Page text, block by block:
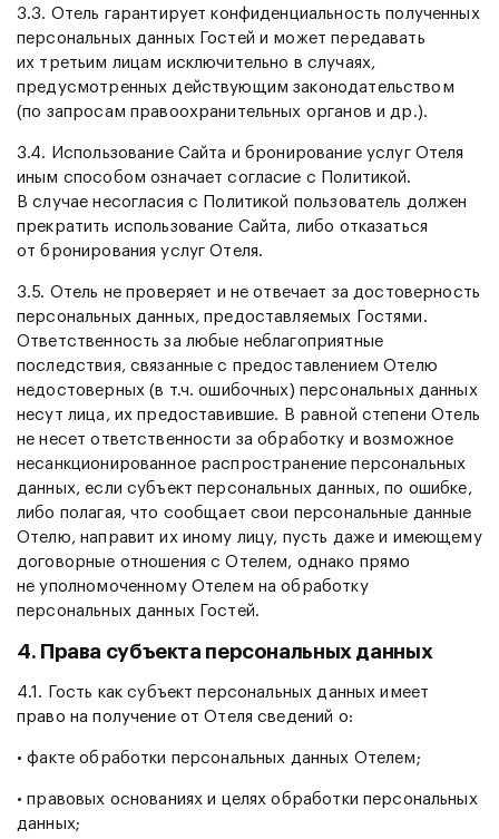
3.3. Отель гарантирует конфиденциальность полученных
персональных данных Гостей и может передавать
их третьим лицам исключительно в случаях,
предусмотренных действующим законодательством
(по запросам правоохранительных органов и др.).
3.4. Использование Сайта и бронирование услуг Отеля
иным способом означает согласие с Политикой.
В случае несогласия с Политикой пользователь должен
прекратить использование Сайта, либо отказаться
от бронирования услуг Отеля.
3.5. Отель не проверяет и не отвечает за достоверность
персональных данных, предоставляемых Гостями.
Ответственность за любые неблагоприятные
последствия, связанные с предоставлением Отелю
недостоверных (в т.ч. ошибочных) персональных данных
несут лица, их предоставившие. В равной степени Отель
не несет ответственности за обработку и возможное
несанкционированное распространение персональных
данных, если субъект персональных данных, по ошибке,
либо полагая, что сообщает свои персональные данные
Отелю, направит их иному лицу, пусть даже и имеющему
договорные отношения с Отелем, однако прямо
не уполномоченному Отелем на обработку
персональных данных Гостей.
4. Права субъекта персональных данных
4.1. Гость как субъект персональных данных имеет
право на получение от Отеля сведений о:
• факте обработки персональных данных Отелем;
• правовых основаниях и целях обработки персональных
данных;